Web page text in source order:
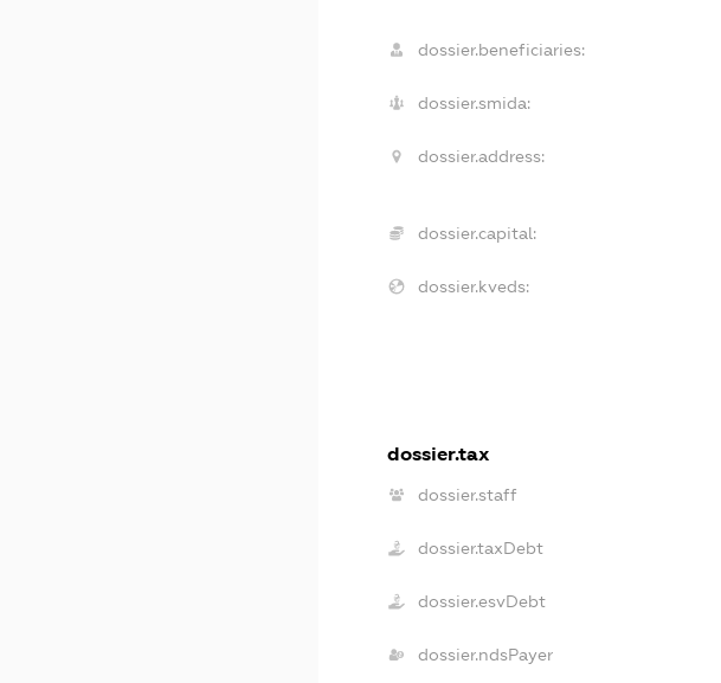
dossier.beneficiaries:
dossier.smida:
dossier.address:
dossier.capital:
dossier.kveds:
dossier.tax
dossier.staff
dossier.taxDebt
dossier.esvDebt
dossier.ndsPayer